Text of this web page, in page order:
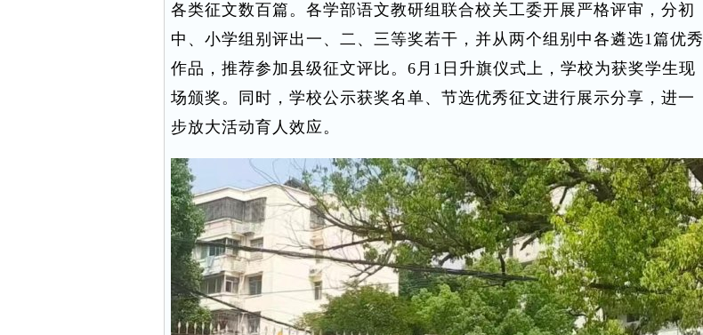
各类征文数百篇。各学部语文教研组联合校关工委开展严格评审，分初
中、小学组别评出一、二、三等奖若干，并从两个组别中各遴选1篇优秀
作品，推荐参加县级征文评比。6月1日升旗仪式上，学校为获奖学生现
场颁奖。同时，学校公示获奖名单、节选优秀征文进行展示分享，进一
步放大活动育人效应。